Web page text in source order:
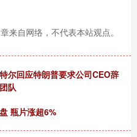
来自网络，不代表本站观点。
尔回应特朗普要求公司CEO辞
队
瓶片涨超6%